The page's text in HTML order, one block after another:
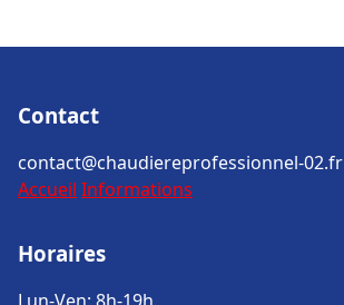
Contact
contact@chaudiereprofessionnel-02.fr
Accueil Informations
Horaires